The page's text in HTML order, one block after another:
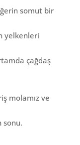
somut bir
yelkenleri
çağdaş
molamız ve
sonu.